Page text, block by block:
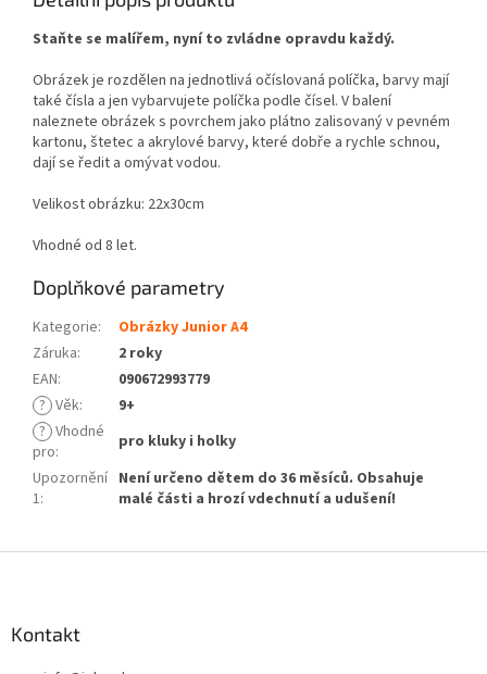
Staňte se malířem, nyní to zvládne opravdu každý.
Obrázek je rozdělen na jednotlivá očíslovaná políčka, barvy mají
také čísla a jen vybarvujete políčka podle čísel. V balení
naleznete obrázek s povrchem jako plátno zalisovaný v pevném
kartonu, štetec a akrylové barvy, které dobře a rychle schnou,
dají se ředit a omývat vodou.
Velikost obrázku: 22x30cm
Vhodné od 8 let.
Doplňkové parametry
Kategorie:
Obrázky Junior A4
Záruka:
2 roky
EAN:
090672993779
? Věk:
9+
? Vhodné
pro:
pro kluky i holky
Upozornění
1:
Není určeno dětem do 36 měsíců. Obsahuje
malé části a hrozí vdechnutí a udušení!
Kontakt